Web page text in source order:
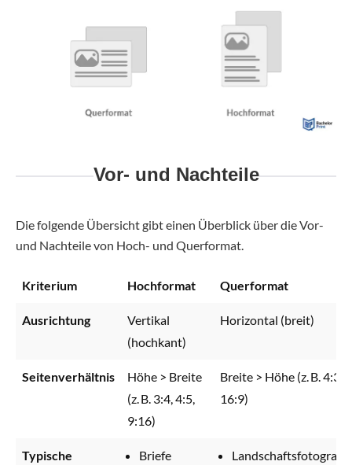
Vor- und Nachteile
Die folgende Übersicht gibt einen Überblick über die Vor-
und Nachteile von Hoch- und Querformat.
Kriterium Hochformat Querformat
Ausrichtung
Vertikal
(hochkant)
Horizontal (breit)
Seitenverhältnis
Höhe > Breite
(z. B. 3:4, 4:5,
9:16)
Breite > Höhe (z. B. 4:3,
16:9)
Typische
Briefe
Landschaftsfotografie